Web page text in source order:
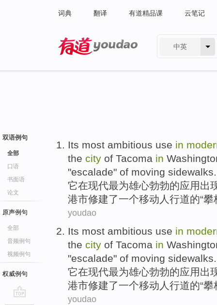
词典 翻译 有道精品课 云笔记
中英
双语例句
全部
口语
书面语
论文
原声例句
全部
音频例句
视频例句
权威例句
go
Its most ambitious use in
the city of Tacoma in
"escalade" of moving sidewalks.
它在现代最为雄心勃勃的应用出
港市修建了一个移动人行道的“攀
youdao
Its most ambitious use in
the city of Tacoma in
"escalade" of moving sidewalks.
它在现代最为雄心勃勃的应用出
港市修建了一个移动人行道的“攀
youdao